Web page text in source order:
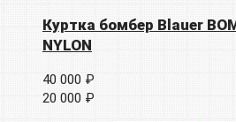
Куртка бомбер Blauer
NYLON
40 000 ₽
20 000 ₽